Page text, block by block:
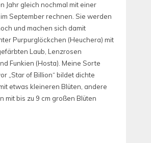
Jahr gleich nochmal mit einer
September rechnen. Sie werden
und machen sich damit
Purpurglöckchen (Heuchera) mit
Laub, Lenzrosen
Funkien (Hosta). Meine Sorte
„Star of Billion“ bildet dichte
etwas kleineren Blüten, andere
mit bis zu 9 cm großen Blüten